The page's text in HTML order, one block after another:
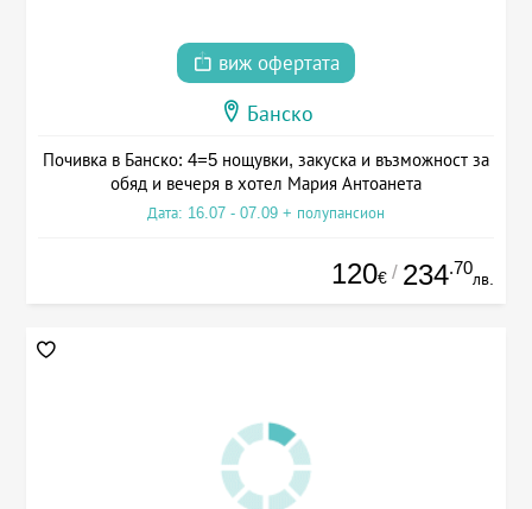
виж офертата
Банско
Почивка в Банско: 4=5 нощувки, закуска и възможност за
обяд и вечеря в хотел Мария Антоанета
Дата: 16.07 - 07.09 + полупансион
120€ / 234.70
лв.